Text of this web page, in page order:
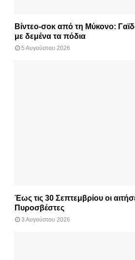
Βίντεο-σοκ από τη Μύκονο:
με δεμένα τα πόδια
5 Αυγούστου 2026
Έως τις 30 Σεπτεμβρίου οι
Πυροσβέστες
3 Αυγούστου 2026